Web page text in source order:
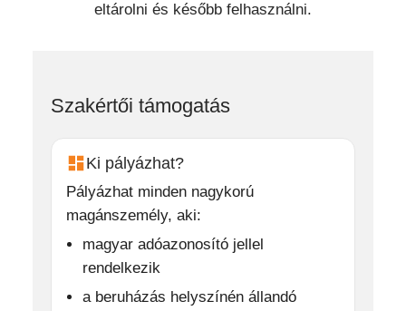
eltárolni és később felhasználni.
Szakértői támogatás
Ki pályázhat?
Pályázhat minden nagykorú
magánszemély, aki:
magyar adóazonosító jellel
rendelkezik
a beruházás helyszínén állandó